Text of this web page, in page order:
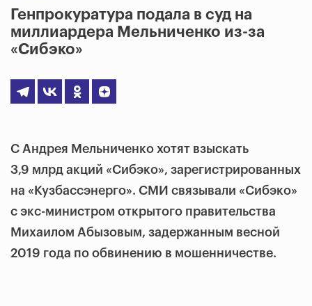
Генпрокуратура подала в суд на
миллиардера Мельниченко из-за
«Сибэко»
С Андрея Мельниченко хотят взыскать
3,9 млрд акций «Сибэко», зарегистрированных
на «Кузбассэнерго». СМИ связывали «Сибэко»
с экс-министром открытого правительства
Михаилом Абызовым, задержанным весной
2019 года по обвинению в мошенничестве.